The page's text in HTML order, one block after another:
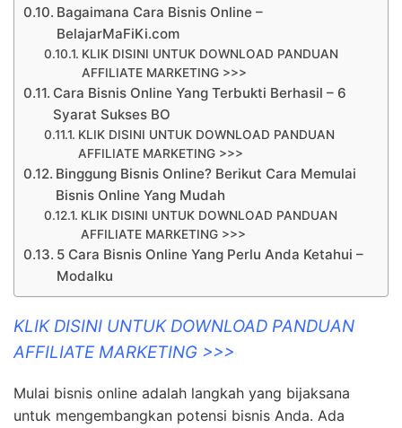
Bagaimana Cara Bisnis Online –
BelajarMaFiKi.com
KLIK DISINI UNTUK DOWNLOAD PANDUAN
AFFILIATE MARKETING >>>
Cara Bisnis Online Yang Terbukti Berhasil – 6
Syarat Sukses BO
KLIK DISINI UNTUK DOWNLOAD PANDUAN
AFFILIATE MARKETING >>>
Binggung Bisnis Online? Berikut Cara Memulai
Bisnis Online Yang Mudah
KLIK DISINI UNTUK DOWNLOAD PANDUAN
AFFILIATE MARKETING >>>
5 Cara Bisnis Online Yang Perlu Anda Ketahui –
Modalku
KLIK DISINI UNTUK DOWNLOAD PANDUAN
AFFILIATE MARKETING >>>
Mulai bisnis online adalah langkah yang bijaksana
untuk mengembangkan potensi bisnis Anda. Ada